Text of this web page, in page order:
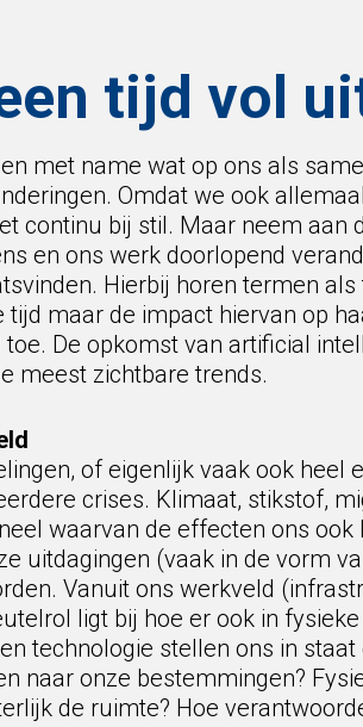
tijd vol
met name wat op ons als
Omdat we ook
continu bij stil. Maar neem aan
en ons werk doorlopend
Hierbij horen termen
maar de impact hiervan op
De opkomst van artificial
meest zichtbare trends.
of eigenlijk vaak ook heel
crises. Klimaat, stikstof,
waarvan de effecten ons ook
uitdagingen (vaak in de vorm
Vanuit ons werkveld
ligt bij hoe er ook in
technologie stellen ons in
naar onze bestemmingen?
de ruimte? Hoe